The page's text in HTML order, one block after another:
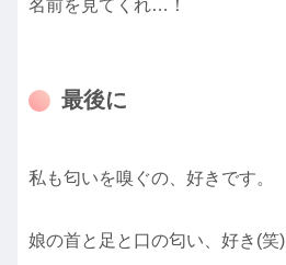
名前を見てくれ…！
最後に
私も匂いを嗅ぐの、好きです。
娘の首と足と口の匂い、好き(笑)